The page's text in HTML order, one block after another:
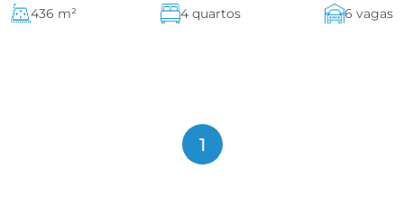
436 m² 4 quartos 6 vagas
1